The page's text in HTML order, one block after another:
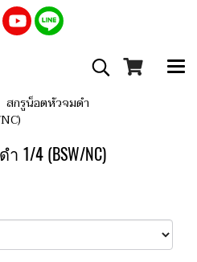
สกรูน็อตหัวจมดำ
1/4 (BSW/NC)